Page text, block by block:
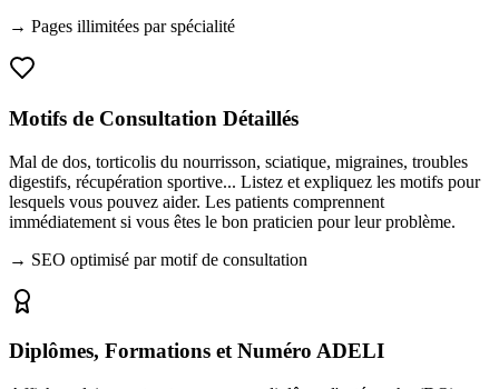
→ Pages illimitées par spécialité
Motifs de Consultation Détaillés
Mal de dos, torticolis du nourrisson, sciatique, migraines, troubles
digestifs, récupération sportive... Listez et expliquez les motifs pour
lesquels vous pouvez aider. Les patients comprennent
immédiatement si vous êtes le bon praticien pour leur problème.
→ SEO optimisé par motif de consultation
Diplômes, Formations et Numéro ADELI